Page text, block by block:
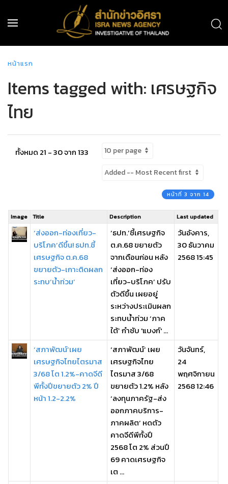
หน้าแรก
Items tagged with: เศรษฐกิจ
ไทย
ทั้งหมด 21 - 30 จาก 133
หน้าที่ 3 จาก 14
Image Title Description Last updated
‘ส่งออก-ท่องเที่ยว-
บริโภค’ดีขึ้น! ธปท.ชี้
เศรษฐกิจ ต.ค.68
ขยายตัว-เกาะติดผลก
ระทบ‘น้ำท่วม’
‘ธปท.’ชี้เศรษฐกิจ
ต.ค.68 ขยายตัว
จากเดือนก่อน หลัง
‘ส่งออก-ท่อง
เที่ยว-บริโภค’ ปรับ
ตัวดีขึ้น เผยอยู่
ระหว่างประเมินผลก
ระทบน้ำท่วม ‘ภาค
ใต้’ กำชับ 'แบงก์' ...
วันอังคาร,
30 ธันวาคม
2568 15:45
‘สภาพัฒน์’เผย
เศรษฐกิจไทยไตรมาส
3/68 โต 1.2%-คาดจีดี
พีทั้งปีขยายตัว 2% ปี
หน้า 1.2-2.2%
‘สภาพัฒน์’ เผย
เศรษฐกิจไทย
ไตรมาส 3/68
ขยายตัว 1.2% หลัง
‘ลงทุนภาครัฐ-ส่ง
ออกภาคบริการ-
ภาคผลิต’ หดตัว
คาดจีดีพีทั้งปี
2568 โต 2% ส่วนปี
69 คาดเศรษฐกิจ
เต ...
วันจันทร์,
24
พฤศจิกายน
2568 12:46